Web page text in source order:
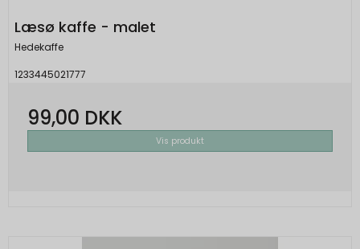
Læsø kaffe - malet
Hedekaffe
1233445021777
99,00 DKK
Vis produkt